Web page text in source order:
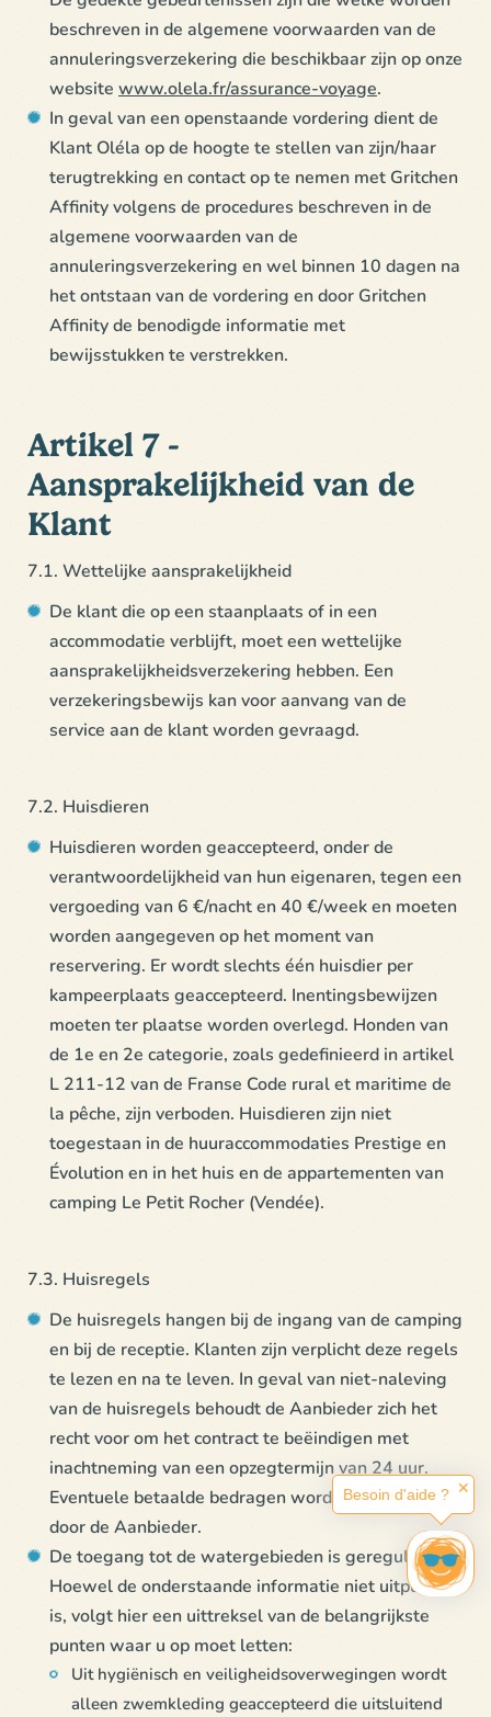
beschreven in de algemene voorwaarden van de
annuleringsverzekering die beschikbaar zijn op onze
website www.olela.fr/assurance-voyage.
In geval van een openstaande vordering dient de
Klant Oléla op de hoogte te stellen van zijn/haar
terugtrekking en contact op te nemen met Gritchen
Affinity volgens de procedures beschreven in de
algemene voorwaarden van de
annuleringsverzekering en wel binnen 10 dagen na
het ontstaan van de vordering en door Gritchen
Affinity de benodigde informatie met
bewijsstukken te verstrekken.
Artikel 7 -
Aansprakelijkheid van de
Klant
7.1. Wettelijke aansprakelijkheid
De klant die op een staanplaats of in een
accommodatie verblijft, moet een wettelijke
aansprakelijkheidsverzekering hebben. Een
verzekeringsbewijs kan voor aanvang van de
service aan de klant worden gevraagd.
7.2. Huisdieren
Huisdieren worden geaccepteerd, onder de
verantwoordelijkheid van hun eigenaren, tegen een
vergoeding van 6 €/nacht en 40 €/week en moeten
worden aangegeven op het moment van
reservering. Er wordt slechts één huisdier per
kampeerplaats geaccepteerd. Inentingsbewijzen
moeten ter plaatse worden overlegd. Honden van
de 1e en 2e categorie, zoals gedefinieerd in artikel
L 211-12 van de Franse Code rural et maritime de
la pêche, zijn verboden. Huisdieren zijn niet
toegestaan in de huuraccommodaties Prestige en
Évolution en in het huis en de appartementen van
camping Le Petit Rocher (Vendée).
7.3. Huisregels
De huisregels hangen bij de ingang van de camping
en bij de receptie. Klanten zijn verplicht deze regels
te lezen en na te leven. In geval van niet-naleving
van de huisregels behoudt de Aanbieder zich het
recht voor om het contract te beëindigen met
inachtneming van een opzegtermijn van 24 uur.
Eventuele betaalde bedragen worden ingehouden
door de Aanbieder.
De toegang tot de watergebieden is gereguleerd.
Hoewel de onderstaande informatie niet uitputtend
is, volgt hier een uittreksel van de belangrijkste
punten waar u op moet letten:
Uit hygiënisch en veiligheidsoverwegingen wordt
alleen zwemkleding geaccepteerd die uitsluitend
Besoin d'aide ? ✕